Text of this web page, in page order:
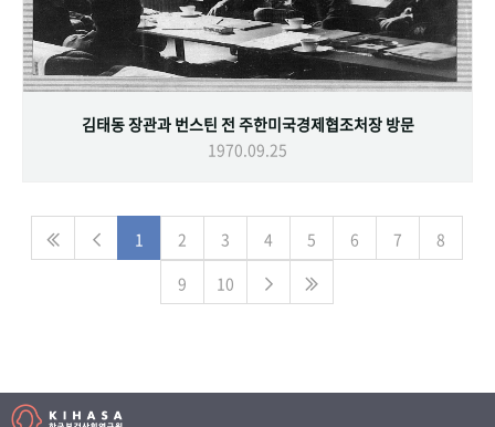
김태동 장관과 번스틴 전 주한미국경제협조처장 방문
1970.09.25
1 2 3 4 5 6 7
8
9
10